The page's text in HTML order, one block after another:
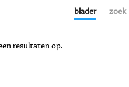
blader zoek
resultaten op.